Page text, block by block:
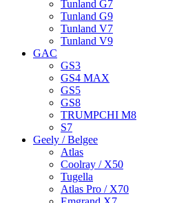
Tunland G7
Tunland G9
Tunland V7
Tunland V9
GAC
GS3
GS4 MAX
GS5
GS8
TRUMPCHI M8
S7
Geely / Belgee
Atlas
Coolray / X50
Tugella
Atlas Pro / X70